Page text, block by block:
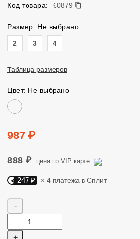
Код товара:
60879
60879
Размер: Не выбрано
Размер
2 3 4
Таблица размеров
Цвет: Не выбрано
Цвет
Цена
987 ₽
888 ₽ цена по VIP карте
Яндекс Сплит. 247 руб, 4 платежа в Сплит
247 ₽ × 4 платежа в Сплит